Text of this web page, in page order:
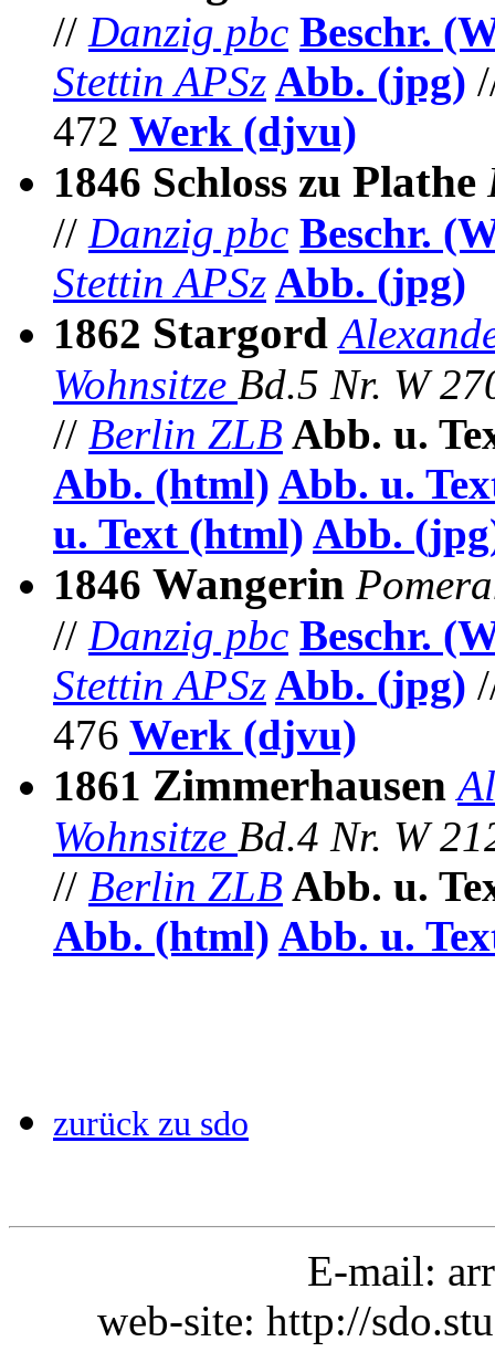
// Danzig pbc Beschr.
Stettin APSzAbb. (jpg)
472 Werk (djvu)
1846 Schloss zu Plathe
// Danzig pbc Beschr.
Stettin APSzAbb. (jpg)
1862 Stargord
Wohnsitze Bd.5 Nr. W
// Berlin ZLB Abb. u.
Abb. (html) Abb. u.
u. Text (html) Abb.
1846 Wangerin
// Danzig pbc Beschr.
Stettin APSzAbb. (jpg)
476 Werk (djvu)
1861 Zimmerhausen
Wohnsitze Bd.4 Nr. W
// Berlin ZLB Abb. u.
Abb. (html) Abb. u.
zurück zu sdo
E-mail:
web-site: http://